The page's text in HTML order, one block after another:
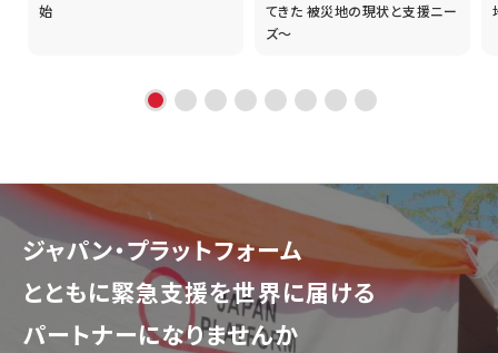
始
てきた 被災地の現状と支援ニー
ズ～
ジャパン・プラットフォーム
とともに緊急支援を世界に届ける
パートナーになりませんか